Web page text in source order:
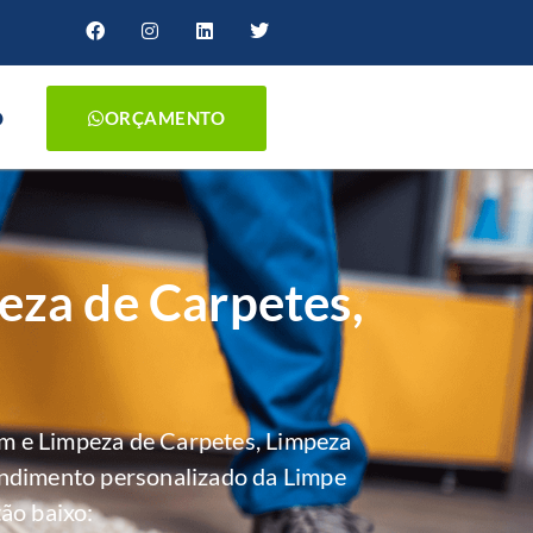
ORÇAMENTO
de Carpetes,
e Limpeza de Carpetes, Limpeza
personalizado da Limpe
baixo: